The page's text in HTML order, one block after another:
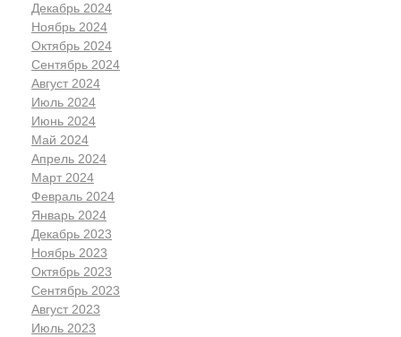
Декабрь 2024
Ноябрь 2024
Октябрь 2024
Сентябрь 2024
Август 2024
Июль 2024
Июнь 2024
Май 2024
Апрель 2024
Март 2024
Февраль 2024
Январь 2024
Декабрь 2023
Ноябрь 2023
Октябрь 2023
Сентябрь 2023
Август 2023
Июль 2023